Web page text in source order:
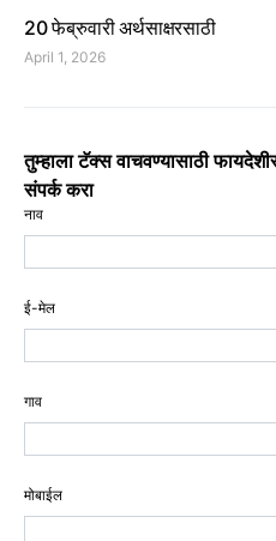
20 फेब्रुवारी अर्थसाक्षरसाठी
April 1, 2026
तुम्हाला टॅक्स वाचवण्यासाठी
संपर्क करा
नाव
ई-मेल
गाव
मोबाईल